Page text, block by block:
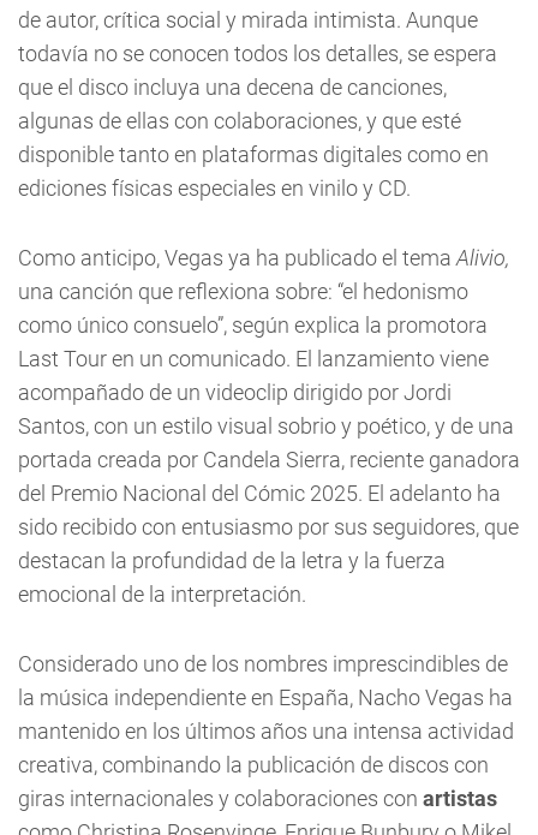
de autor, crítica social y mirada intimista. Aunque
todavía no se conocen todos los detalles, se espera
que el disco incluya una decena de canciones,
algunas de ellas con colaboraciones, y que esté
disponible tanto en plataformas digitales como en
ediciones físicas especiales en vinilo y CD.
Como anticipo, Vegas ya ha publicado el tema Alivio,
una canción que reflexiona sobre: “el hedonismo
como único consuelo”, según explica la promotora
Last Tour en un comunicado. El lanzamiento viene
acompañado de un videoclip dirigido por Jordi
Santos, con un estilo visual sobrio y poético, y de una
portada creada por Candela Sierra, reciente ganadora
del Premio Nacional del Cómic 2025. El adelanto ha
sido recibido con entusiasmo por sus seguidores, que
destacan la profundidad de la letra y la fuerza
emocional de la interpretación.
Considerado uno de los nombres imprescindibles de
la música independiente en España, Nacho Vegas ha
mantenido en los últimos años una intensa actividad
creativa, combinando la publicación de discos con
giras internacionales y colaboraciones con artistas